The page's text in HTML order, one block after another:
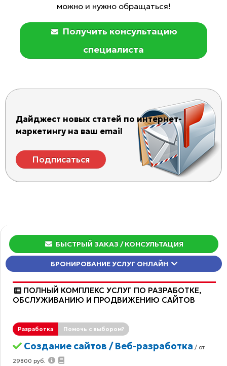
можно и нужно обращаться!
Получить консультацию
специалиста
Дайджест новых статей по интернет-
маркетингу на ваш email
Подписаться
БЫСТРЫЙ ЗАКАЗ / КОНСУЛЬТАЦИЯ
БРОНИРОВАНИЕ УСЛУГ ОНЛАЙН
ПОЛНЫЙ КОМПЛЕКС УСЛУГ ПО РАЗРАБОТКЕ,
ОБCЛУЖИВАНИЮ И ПРОДВИЖЕНИЮ САЙТОВ
Разработка Помочь с выбором?
Создание сайтов / Веб-разработка / от
29800 руб.